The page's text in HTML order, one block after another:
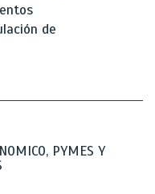
de
PYMES Y